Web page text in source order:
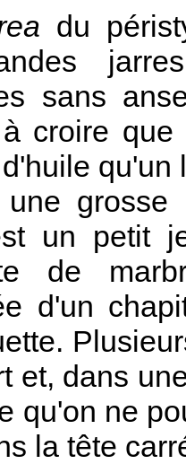
du
sans
croire
qu'un
grosse
un petit
de
d'un
et, dans
qu'on ne
la tête